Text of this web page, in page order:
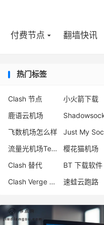
付费节点 翻墙快讯
热门标签
Clash 节点 小火箭下载
鹿语云机场
飞数机场怎么样
流量光机场Telegram
樱花猫机场
Clash 替代
BT 下载软件
Clash Verge 下载
速蛙云跑路